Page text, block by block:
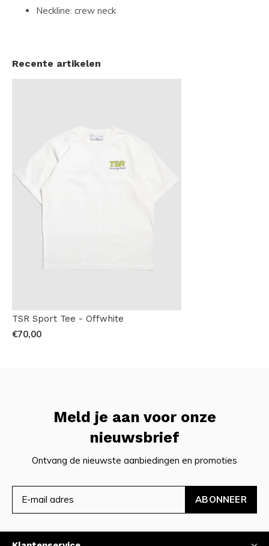
Neckline: crew neck
Recente artikelen
TSR Sport Tee - Offwhite
€70,00
Meld je aan voor onze
nieuwsbrief
Ontvang de nieuwste aanbiedingen en promoties
ABONNEER